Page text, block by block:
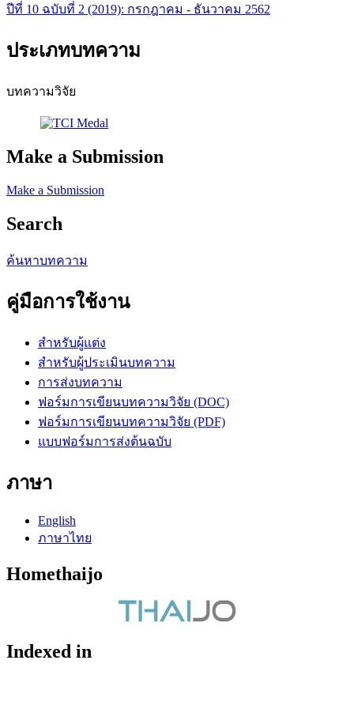
ปีที่ 10 ฉบับที่ 2 (2019): กรกฎาคม - ธันวาคม 2562
ประเภทบทความ
บทความวิจัย
Make a Submission
Make a Submission
Search
ค้นหาบทความ
คู่มือการใช้งาน
สำหรับผู้แต่ง
สำหรับผู้ประเมินบทความ
การส่งบทความ
ฟอร์มการเขียนบทความวิจัย (DOC)
ฟอร์มการเขียนบทความวิจัย (PDF)
แบบฟอร์มการส่งต้นฉบับ
ภาษา
English
ภาษาไทย
Homethaijo
Indexed in